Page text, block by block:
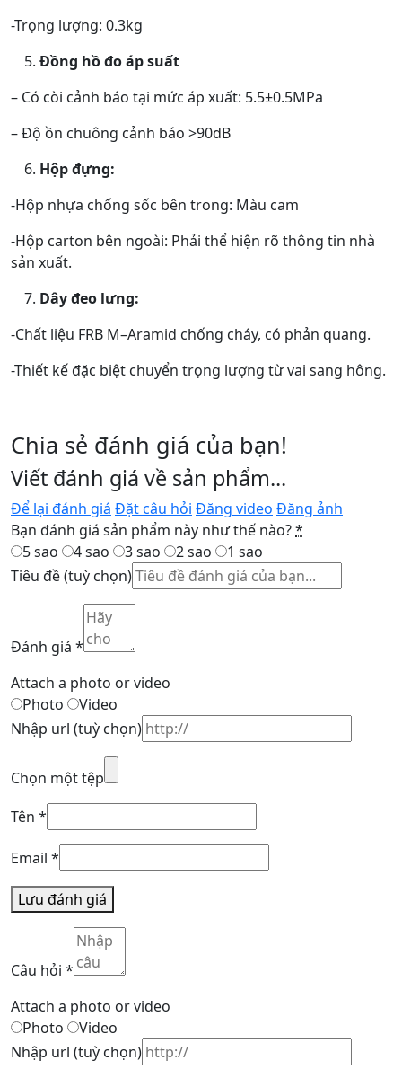
-Trọng lượng: 0.3kg
Đồng hồ đo áp suất
– Có còi cảnh báo tại mức áp xuất: 5.5±0.5MPa
– Độ ồn chuông cảnh báo >90dB
Hộp đựng:
-Hộp nhựa chống sốc bên trong: Màu cam
-Hộp carton bên ngoài: Phải thể hiện rõ thông tin nhà
sản xuất.
Dây đeo lưng:
-Chất liệu FRB M–Aramid chống cháy, có phản quang.
-Thiết kế đặc biệt chuyển trọng lượng từ vai sang hông.
Chia sẻ đánh giá của bạn!
Viết đánh giá về sản phẩm...
Để lại đánh giá Đặt câu hỏi Đăng video Đăng ảnh
Bạn đánh giá sản phẩm này như thế nào?*
5 sao
4 sao 3 sao 2 sao
1 sao
Tiêu đề(tuỳ chọn)
Đánh giá *
Attach a photo or video
Photo
Video
Nhập url (tuỳ chọn)
Chọn một tệp
Tên *
Email *
Lưu đánh giá
Câu hỏi *
Attach a photo or video
Photo
Video
Nhập url (tuỳ chọn)